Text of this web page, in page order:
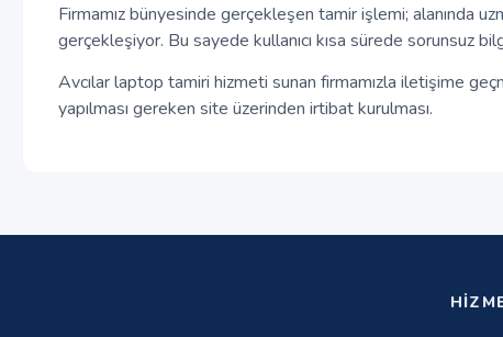
Firmamız bünyesinde gerçekleşen tamir işlemi; alanında
gerçekleşiyor. Bu sayede kullanıcı kısa sürede sorunsuz
Avcılar laptop tamiri hizmeti sunan firmamızla iletişime
yapılması gereken site üzerinden irtibat kurulması.